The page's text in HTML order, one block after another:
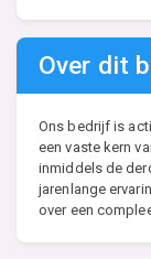
Over dit
Ons bedrijf is
een vaste kern
inmiddels de
jarenlange
over een